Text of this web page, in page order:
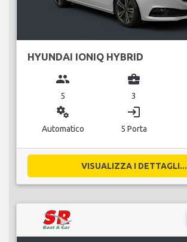
HYUNDAI IONIQ HYBRID
group
5
business_center
3
miscellaneous_services
Automatico
login
5 Porta
VISUALIZZA I DETTAGLI...